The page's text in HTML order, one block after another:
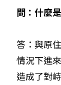
問：什麼
答：與原
情況下進
造成了對